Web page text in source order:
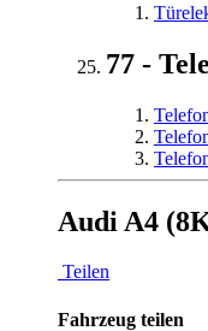
77 -
Audi A4
Teilen
Fahrzeug teilen